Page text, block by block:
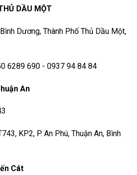
DẦU MỘT
Dương, Thành Phố Thủ Dầu Một,
6289 690 - 0937 94 84 84
An
KP2, P. An Phú, Thuận An, Bình
Cát